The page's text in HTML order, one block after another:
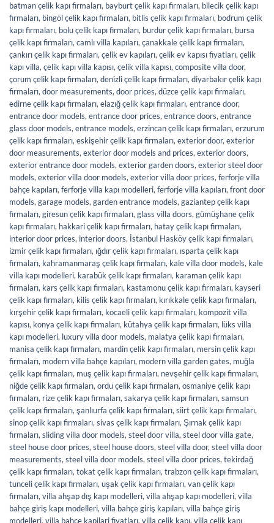
batman çelik kapı firmaları, bayburt çelik kapı firmaları, bilecik çelik kapı
firmaları, bingöl çelik kapı firmaları, bitlis çelik kapı firmaları, bodrum çelik
kapı firmaları, bolu çelik kapı firmaları, burdur çelik kapı firmaları, bursa
çelik kapı firmaları,camlı villa kapıları,çanakkale çelik kapı firmaları,
çankırı çelik kapı firmaları,çelik ev kapıları,çelik ev kapısı fiyatları,çelik
kapı villa,çelik kapı villa kapısı,çelik villa kapısı,composite villa door,
çorum çelik kapı firmaları,denizli çelik kapı firmaları,diyarbakır çelik kapı
firmaları,door measurements,door prices,düzce çelik kapı firmaları,
edirne çelik kapı firmaları,elazığ çelik kapı firmaları,entrance door,
entrance door models,entrance door prices,entrance doors,entrance
glass door models,entrance models,erzincan çelik kapı firmaları,erzurum
çelik kapı firmaları,eskişehir çelik kapı firmaları,exterior door,exterior
door measurements,exterior door models and prices,exterior doors,
exterior entrance door models,exterior garden doors,exterior steel door
models,exterior villa door models,exterior villa door prices,ferforje villa
bahçe kapıları,ferforje villa kapı modelleri,ferforje villa kapıları,front door
models,garage models,garden entrance models,gaziantep çelik kapı
firmaları,giresun çelik kapı firmaları,glass villa doors,gümüşhane çelik
kapı firmaları, hakkari çelik kapı firmaları, hatay çelik kapı firmaları,
interior door prices, interior doors, İstanbul Hasköy çelik kapı firmaları,
izmir çelik kapı firmaları, ığdır çelik kapı firmaları, ısparta çelik kapı
firmaları, kahramanmaraş çelik kapı firmaları, kale villa door models, kale
villa kapı modelleri, karabük çelik kapı firmaları, karaman çelik kapı
firmaları, kars çelik kapı firmaları, kastamonu çelik kapı firmaları, kayseri
çelik kapı firmaları, kilis çelik kapı firmaları, kırıkkale çelik kapı firmaları,
kırşehir çelik kapı firmaları, kocaeli çelik kapı firmaları, kompozit villa
kapısı, konya çelik kapı firmaları, kütahya çelik kapı firmaları, lüks villa
kapı modelleri, luxury villa door models, malatya çelik kapı firmaları,
manisa çelik kapı firmaları, mardin çelik kapı firmaları, mersin çelik kapı
firmaları, modern villa bahçe kapıları, modern villa garden gates, muğla
çelik kapı firmaları, muş çelik kapı firmaları, nevşehir çelik kapı firmaları,
niğde çelik kapı firmaları,ordu çelik kapı firmaları,osmaniye çelik kapı
firmaları, rize çelik kapı firmaları,sakarya çelik kapı firmaları,samsun
çelik kapı firmaları,şanlıurfa çelik kapı firmaları,siirt çelik kapı firmaları,
sinop çelik kapı firmaları,sivas çelik kapı firmaları,Şırnak çelik kapı
firmaları,sliding villa door models,steel door villa,steel door villa gate,
steel house door prices,steel house doors,steel villa door,steel villa door
measurements,steel villa door models,steel villa door prices,tekirdağ
çelik kapı firmaları,tokat çelik kapı firmaları,trabzon çelik kapı firmaları,
tunceli çelik kapı firmaları,uşak çelik kapı firmaları,van çelik kapı
firmaları,villa ahşap dış kapı modelleri,villa ahşap kapı modelleri,villa
bahçe giriş kapı modelleri,villa bahçe giriş kapıları,villa bahçe giriş
modelleri,villa bahçe kapilari fiyatları,villa çelik kapı,villa çelik kapı